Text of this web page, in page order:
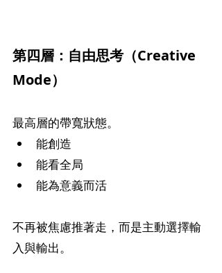
第四層：自由思考（Creative
Mode）
最高層的帶寬狀態。
能創造
能看全局
能為意義而活
不再被焦慮推著走，而是主動選擇輸
入與輸出。